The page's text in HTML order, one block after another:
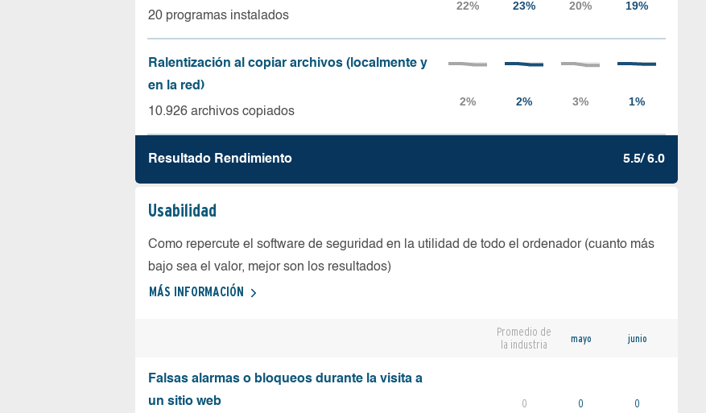
20 programas instalados
Ralentización al copiar archivos (localmente y
en la red)
10.926 archivos copiados
Resultado Rendimiento 5.5/ 6.0
Usabilidad
Como repercute el software de seguridad en la utilidad de todo el ordenador (cuanto más
bajo sea el valor, mejor son los resultados)
MÁS INFORMACIÓN
Promedio de
la industria
mayo junio
Falsas alarmas o bloqueos durante la visita a
un sitio web
0 0 0